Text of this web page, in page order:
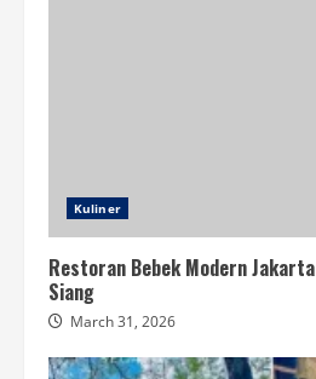
Kuliner
Restoran Bebek Modern
Siang
March 31, 2026